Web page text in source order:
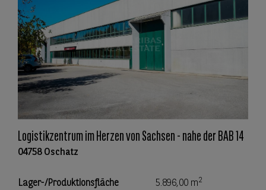
Logistikzentrum im Herzen von Sachsen - nahe der BAB 14
04758 Oschatz
Lager-/Produktionsfläche 5.896,00 m2